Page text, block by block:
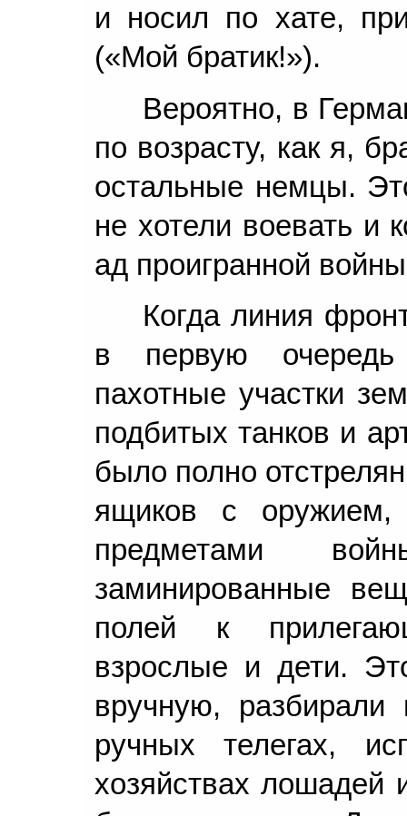
и носил по хате,
(«Мой братик!»).
Вероятно, в
по возрасту, как я,
остальные немцы.
не хотели воевать и
ад проигранной
Когда линия
в первую
пахотные участки
подбитых танков и
было полно
ящиков с оружием,
предметами
заминированные
полей к
взрослые и дети.
вручную,
ручных телегах,
хозяйствах лошадей